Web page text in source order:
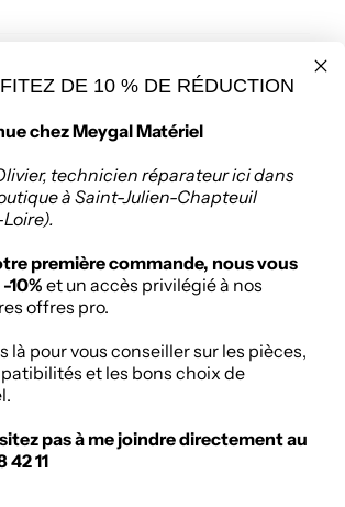
DE 10 % DE RÉDUCTION
chez Meygal Matériel
technicien réparateur ici dans
à Saint-Julien-Chapteuil
première commande, nous vous
10% et un accès privilégié à nos
offres pro.
là pour vous conseiller sur les pièces,
et les bons choix de
pas à me joindre directement au
42 11